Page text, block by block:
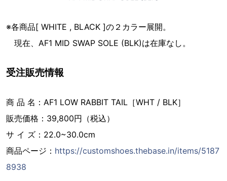
※各商品[ WHITE , BLACK ]の２カラー展開。
現在、AF1 MID SWAP SOLE (BLK)は在庫なし。
受注販売情報
商 品 名：AF1 LOW RABBIT TAIL［WHT / BLK］
販売価格：39,800円（税込）
サ イ ズ：22.0~30.0cm
商品ページ： https://customshoes.thebase.in/items/5187
8938